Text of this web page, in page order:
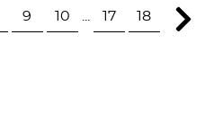
9 10 17 18